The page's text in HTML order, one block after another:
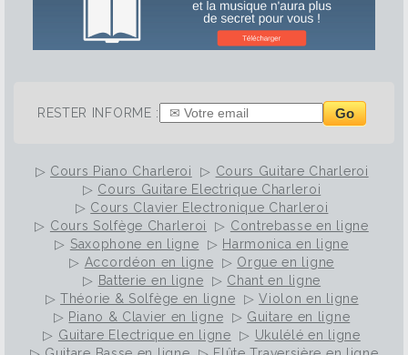
RESTER INFORME : Go
▷ Cours Piano Charleroi ▷ Cours Guitare Charleroi
▷ Cours Guitare Electrique Charleroi
▷ Cours Clavier Electronique Charleroi
▷ Cours Solfège Charleroi ▷ Contrebasse en ligne
▷ Saxophone en ligne ▷ Harmonica en ligne
▷ Accordéon en ligne ▷ Orgue en ligne
▷ Batterie en ligne ▷ Chant en ligne
▷Théorie & Solfège en ligne ▷Violon en ligne
▷ Piano & Clavier en ligne ▷ Guitare en ligne
▷ Guitare Electrique en ligne ▷ Ukulélé en ligne